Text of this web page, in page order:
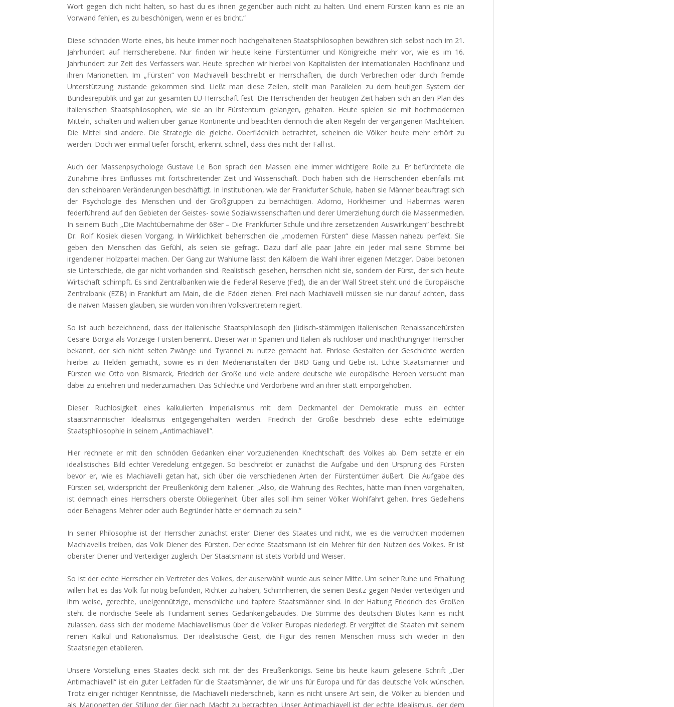
Wort gegen dich nicht halten, so hast du es ihnen gegenüber auch nicht zu halten. Und einem Fürsten kann es nie an
Vorwand fehlen, es zu beschönigen, wenn er es bricht.“
Diese schnöden Worte eines, bis heute immer noch hochgehaltenen Staatsphilosophen bewähren sich selbst noch im 21.
Jahrhundert auf Herrscherebene. Nur finden wir heute keine Fürstentümer und Königreiche mehr vor, wie es im 16.
Jahrhundert zur Zeit des Verfassers war. Heute sprechen wir hierbei von Kapitalisten der internationalen Hochfinanz und
ihren Marionetten. Im „Fürsten“ von Machiavelli beschreibt er Herrschaften, die durch Verbrechen oder durch fremde
Unterstützung zustande gekommen sind. Ließt man diese Zeilen, stellt man Parallelen zu dem heutigen System der
Bundesrepublik und gar zur gesamten EU-Herrschaft fest. Die Herrschenden der heutigen Zeit haben sich an den Plan des
italienischen Staatsphilosophen, wie sie an ihr Fürstentum gelangen, gehalten. Heute spielen sie mit hochmodernen
Mitteln, schalten und walten über ganze Kontinente und beachten dennoch die alten Regeln der vergangenen Machteliten.
Die Mittel sind andere. Die Strategie die gleiche. Oberflächlich betrachtet, scheinen die Völker heute mehr erhört zu
werden. Doch wer einmal tiefer forscht, erkennt schnell, dass dies nicht der Fall ist.
Auch der Massenpsychologe Gustave Le Bon sprach den Massen eine immer wichtigere Rolle zu. Er befürchtete die
Zunahme ihres Einflusses mit fortschreitender Zeit und Wissenschaft. Doch haben sich die Herrschenden ebenfalls mit
den scheinbaren Veränderungen beschäftigt. In Institutionen, wie der Frankfurter Schule, haben sie Männer beauftragt sich
der Psychologie des Menschen und der Großgruppen zu bemächtigen. Adorno, Horkheimer und Habermas waren
federführend auf den Gebieten der Geistes- sowie Sozialwissenschaften und derer Umerziehung durch die Massenmedien.
In seinem Buch „Die Machtübernahme der 68er – Die Frankfurter Schule und ihre zersetzenden Auswirkungen“ beschreibt
Dr. Rolf Kosiek diesen Vorgang. In Wirklichkeit beherrschen die „modernen Fürsten“ diese Massen nahezu perfekt. Sie
geben den Menschen das Gefühl, als seien sie gefragt. Dazu darf alle paar Jahre ein jeder mal seine Stimme bei
irgendeiner Holzpartei machen. Der Gang zur Wahlurne lässt den Kälbern die Wahl ihrer eigenen Metzger. Dabei betonen
sie Unterschiede, die gar nicht vorhanden sind. Realistisch gesehen, herrschen nicht sie, sondern der Fürst, der sich heute
Wirtschaft schimpft. Es sind Zentralbanken wie die Federal Reserve (Fed), die an der Wall Street steht und die Europäische
Zentralbank (EZB) in Frankfurt am Main, die die Fäden ziehen. Frei nach Machiavelli müssen sie nur darauf achten, dass
die naiven Massen glauben, sie würden von ihren Volksvertretern regiert.
So ist auch bezeichnend, dass der italienische Staatsphilosoph den jüdisch-stämmigen italienischen Renaissancefürsten
Cesare Borgia als Vorzeige-Fürsten benennt. Dieser war in Spanien und Italien als ruchloser und machthungriger Herrscher
bekannt, der sich nicht selten Zwänge und Tyrannei zu nutze gemacht hat. Ehrlose Gestalten der Geschichte werden
hierbei zu Helden gemacht, sowie es in den Medienanstalten der BRD Gang und Gebe ist. Echte Staatsmänner und
Fürsten wie Otto von Bismarck, Friedrich der Große und viele andere deutsche wie europäische Heroen versucht man
dabei zu entehren und niederzumachen. Das Schlechte und Verdorbene wird an ihrer statt emporgehoben.
Dieser Ruchlosigkeit eines kalkulierten Imperialismus mit dem Deckmantel der Demokratie muss ein echter
staatsmännischer Idealismus entgegengehalten werden. Friedrich der Große beschrieb diese echte edelmütige
Staatsphilosophie in seinem „Antimachiavell“.
Hier rechnete er mit den schnöden Gedanken einer vorzuziehenden Knechtschaft des Volkes ab. Dem setzte er ein
idealistisches Bild echter Veredelung entgegen. So beschreibt er zunächst die Aufgabe und den Ursprung des Fürsten
bevor er, wie es Machiavelli getan hat, sich über die verschiedenen Arten der Fürstentümer äußert. Die Aufgabe des
Fürsten sei, widerspricht der Preußenkönig dem Italiener: „Also, die Wahrung des Rechtes, hätte man ihnen vorgehalten,
ist demnach eines Herrschers oberste Obliegenheit. Über alles soll ihm seiner Völker Wohlfahrt gehen. Ihres Gedeihens
oder Behagens Mehrer oder auch Begründer hätte er demnach zu sein.“
In seiner Philosophie ist der Herrscher zunächst erster Diener des Staates und nicht, wie es die verruchten modernen
Machiavellis treiben, das Volk Diener des Fürsten. Der echte Staatsmann ist ein Mehrer für den Nutzen des Volkes. Er ist
oberster Diener und Verteidiger zugleich. Der Staatsmann ist stets Vorbild und Weiser.
So ist der echte Herrscher ein Vertreter des Volkes, der auserwählt wurde aus seiner Mitte. Um seiner Ruhe und Erhaltung
willen hat es das Volk für nötig befunden, Richter zu haben, Schirmherren, die seinen Besitz gegen Neider verteidigen und
ihm weise, gerechte, uneigennützige, menschliche und tapfere Staatsmänner sind. In der Haltung Friedrich des Großen
steht die nordische Seele als Fundament seines Gedankengebäudes. Die Stimme des deutschen Blutes kann es nicht
zulassen, dass sich der moderne Machiavellismus über die Völker Europas niederlegt. Er vergiftet die Staaten mit seinem
reinen Kalkül und Rationalismus. Der idealistische Geist, die Figur des reinen Menschen muss sich wieder in den
Staatsriegen etablieren.
Unsere Vorstellung eines Staates deckt sich mit der des Preußenkönigs. Seine bis heute kaum gelesene Schrift „Der
Antimachiavell“ ist ein guter Leitfaden für die Staatsmänner, die wir uns für Europa und für das deutsche Volk wünschen.
Trotz einiger richtiger Kenntnisse, die Machiavelli niederschrieb, kann es nicht unsere Art sein, die Völker zu blenden und
als Marionetten der Stillung der Gier nach Macht zu betrachten. Unser Antimachiavell ist der echte Idealismus, der dem